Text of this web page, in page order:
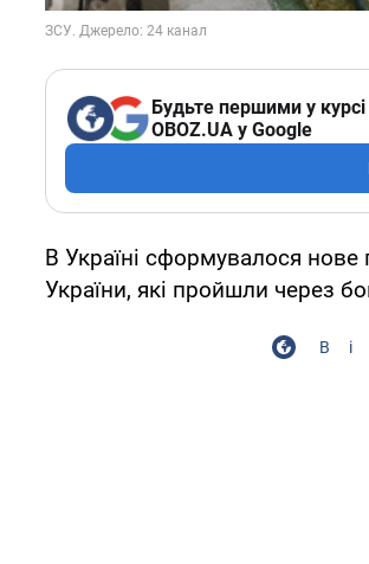
Будьте першими у
OBOZ.UA у Google
В Україні сформувалося нове
України, які пройшли через